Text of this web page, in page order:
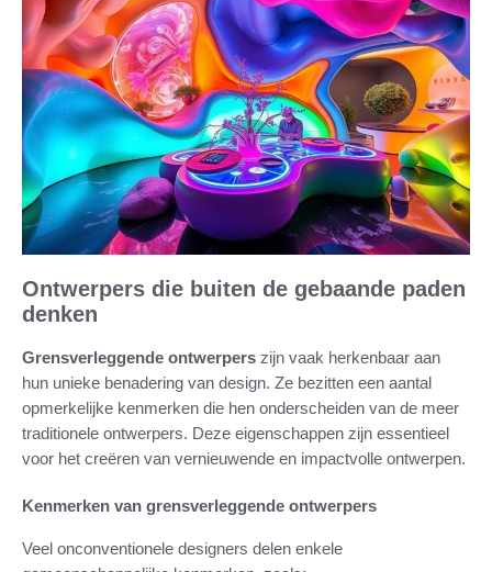
Ontwerpers die buiten de gebaande paden
denken
Grensverleggende ontwerpers zijn vaak herkenbaar aan
hun unieke benadering van design. Ze bezitten een aantal
opmerkelijke kenmerken die hen onderscheiden van de meer
traditionele ontwerpers. Deze eigenschappen zijn essentieel
voor het creëren van vernieuwende en impactvolle ontwerpen.
Kenmerken van grensverleggende ontwerpers
Veel onconventionele designers delen enkele